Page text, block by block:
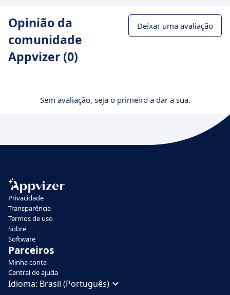
Opinião da
comunidade
Appvizer (0)
Deixar uma avaliação
Sem avaliação, seja o primeiro a dar a sua.
Privacidade
Transparência
Termos de uso
Sobre
Software
Parceiros
Minha conta
Central de ajuda
Idioma: Brasil (Português)